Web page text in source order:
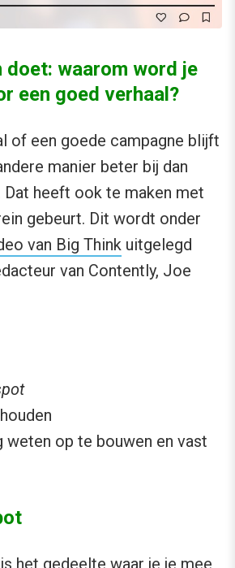
doet: waarom word je
een goed verhaal?
of een goede campagne blijft
manier beter bij dan
Dat heeft ook te maken met
gebeurt. Dit wordt onder
van Big Think uitgelegd
van Contently, Joe
weten op te bouwen en vast
het gedeelte waar je je mee